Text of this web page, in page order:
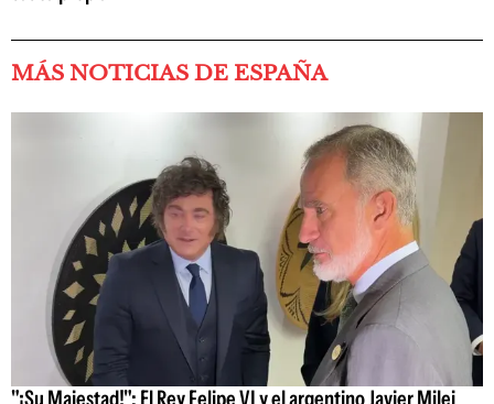
MÁS NOTICIAS DE ESPAÑA
"¡Su Majestad!": El Rey Felipe VI y el argentino Javier Milei